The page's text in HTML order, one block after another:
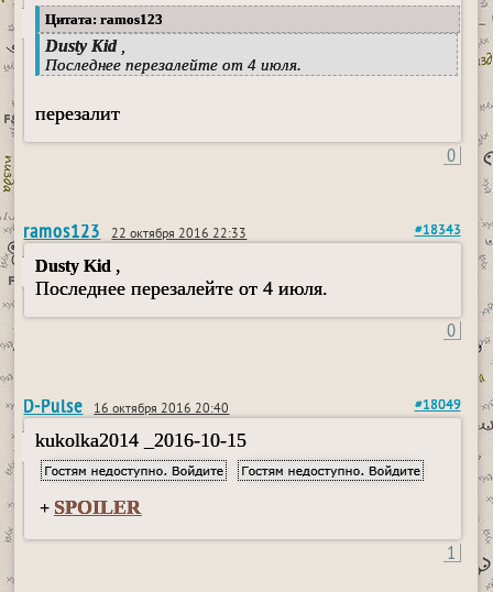
Цитата: ramos123
Dusty Kid
Последнее перезалейте от 4 июля.
перезалит
0
ramos123 22 октября 2016 22:33 #18343
Dusty Kid ,
Последнее перезалейте от 4 июля.
0
D-Pulse 16 октября 2016 20:40 #18049
kukolka2014 _2016-10-15
+ SPOILER
1